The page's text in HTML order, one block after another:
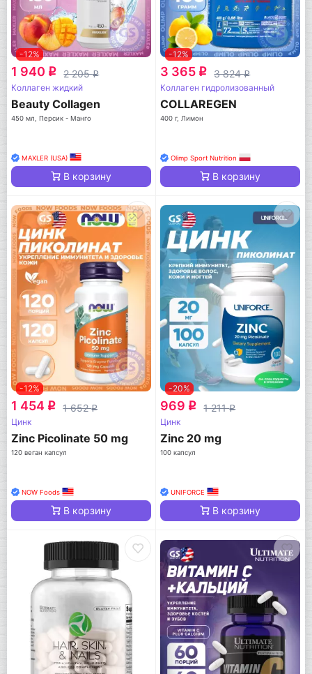
-12%
1 940 q 2 205q
Коллаген жидкий
Beauty Collagen
450 мл, Персик - Манго
MAXLER (USA)
В корзину
-12%
3 365 q 3 824q
Коллаген гидролизованный
COLLAREGEN
400 г, Лимон
Olimp Sport Nutrition
В корзину
-12%
1 454 q 1 652q
Цинк
Zinc Picolinate 50 mg
120 веган капсул
NOW Foods
В корзину
-20%
969 q 1 211q
Цинк
Zinc 20 mg
100 капсул
UNIFORCE
В корзину